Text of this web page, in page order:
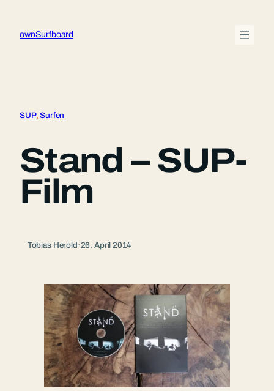
springen
ownSurfboard
SUP, Surfen
Stand – SUP-
Film
Tobias Herold·26. April 2014